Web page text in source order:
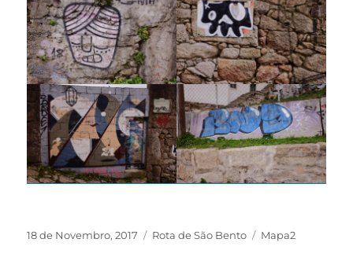
18 de Novembro, 2017 Rota de São Bento Mapa2